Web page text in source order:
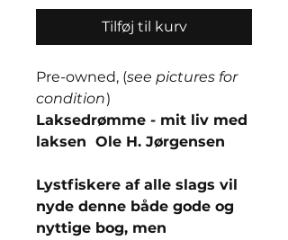
Tilføj til kurv
Pre-owned, (see pictures for
condition)
Laksedrømme - mit liv med
laksen Ole H. Jørgensen
Lystfiskere af alle slags vil
nyde denne både gode og
nyttige bog, men